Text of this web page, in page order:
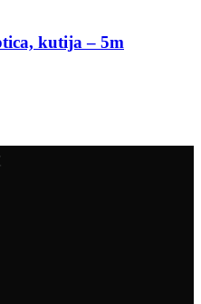
kutija – 5m